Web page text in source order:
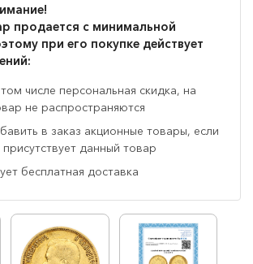
продается с минимальной
при его покупке действует
числе персональная скидка, на
не распространяются
в заказ акционные товары, если
данный товар
бесплатная доставка